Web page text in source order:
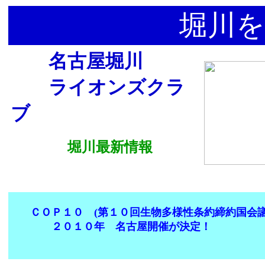
堀川
名古屋堀川
ライオンズクラ
ブ
堀川最新情報
ＣＯＰ１０ (第１０回生物多様性条約締約国
２０１０年 名古屋開催が決定！